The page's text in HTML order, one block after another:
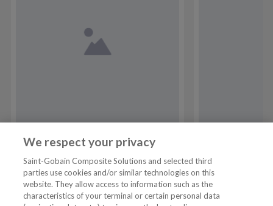
Alterna Prosjekt 80 cm
dusjhjørne krom
gulvstående
We respect your privacy
Saint-Gobain Composite Solutions and selected third
parties use cookies and/or similar technologies on this
website. They allow access to information such as the
characteristics of your terminal or certain personal data